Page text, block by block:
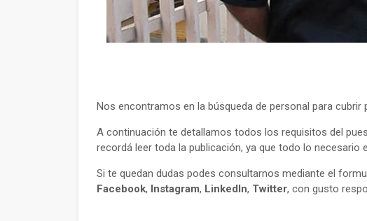
Nos encontramos en la búsqueda de personal para
A continuación te detallamos todos los requisitos del
recordá leer toda la publicación, ya que todo lo necesario
Si te quedan dudas podes consultarnos mediante el
Facebook, Instagram, LinkedIn, Twitter, con gusto